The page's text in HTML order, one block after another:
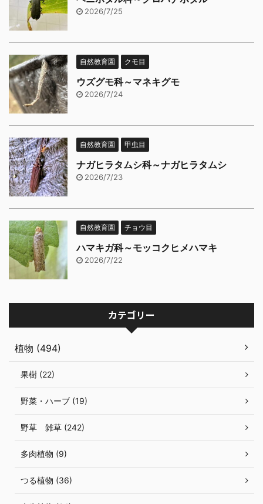
2026/7/25
自然教育園 クモ目
ウズグモ科～マネキグモ
2026/7/24
自然教育園 甲虫目
ナガヒラタムシ科～ナガヒラタムシ
2026/7/23
自然教育園 チョウ目
ハマキガ科～モッコクヒメハマキ
2026/7/22
カテゴリー
植物 (494)
果樹 (22)
野菜・ハーブ (19)
野草 雑草 (242)
多肉植物 (9)
つる植物 (36)